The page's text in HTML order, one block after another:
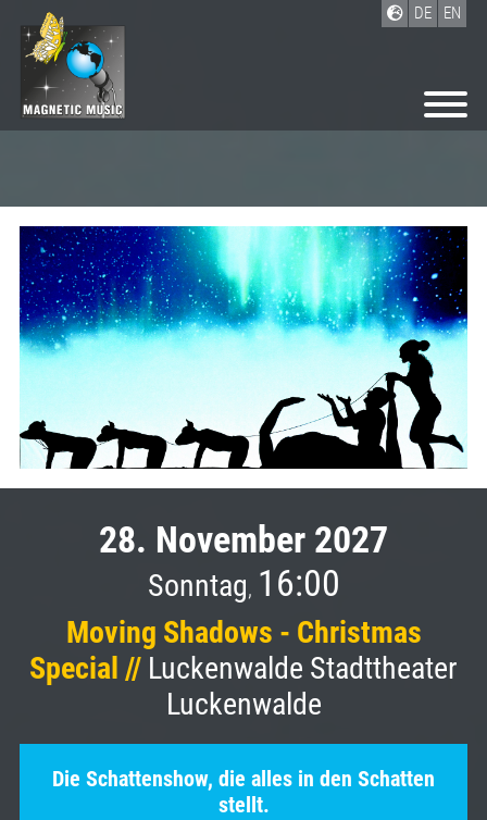
DE EN
28. November 2027
Sonntag, 16:00
Moving Shadows - Christmas
Special // Luckenwalde Stadttheater
Luckenwalde
Die Schattenshow, die alles in den Schatten
stellt.